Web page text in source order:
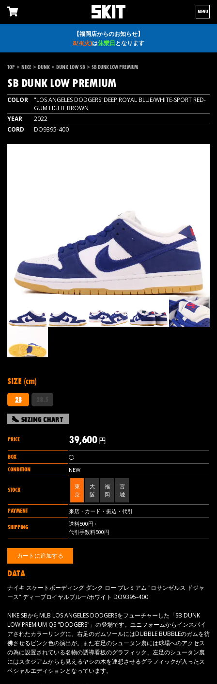
【福岡店からのお知らせ】
8/4(火)は休業日となります
MENU
TOP > NIKE > DUNK > DUNK LOW SB > SB DUNK LOW PREMIUM
SB DUNK LOW PREMIUM
COLOR
"LOS ANGELES DODGERS"DEEP ROYAL BLUE/WHITE-SPORT RED-
GUM LIGHT BROWN
YEAR
2022
CORD
DO9395-400
SIZE (cm)
28
PRICE 39,600円
BOX ◯
CONDITION NEW
STOCK
東
京
大
阪
福
岡
宮
城
PAYMENT 来店・カード・振込・代引
SHIPPING
送料500円+
代引手数料500円
DATA
ナイキ スケートボーディング ダンク ロー プレミアム "ロサンゼルス ドジャ
ース" ディープロイヤルブルー/ホワイト DO9395-400
NIKE SBからMLB LOS ANGELES DODGERSをフューチャーした「SB DUNK
LOW PREMIUM QS "DODGERS"」の登場です。ユニフォームからインスパイ
アされたカラーリングに、右足のガムソールにはDUBBLE BUBBLEのガムを彷
彿させるピンク色の演出が。また右足のシュータン裏には球場へのアクセス
の為に設置されている名物の誘導看板のグラフィック、左足のシュータン裏
にはスタジアムからも見えるヤシの木を連想させるグラフィックが入ったス
ペシャルエディションとなっています。